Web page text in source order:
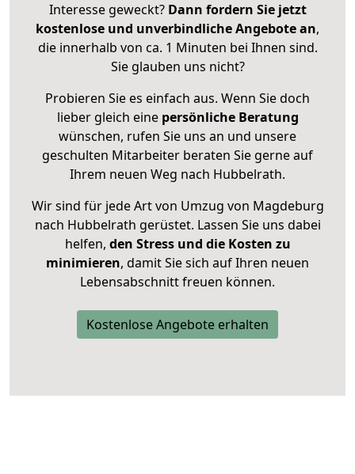
Interesse geweckt? Dann fordern Sie jetzt
kostenlose und unverbindliche Angebote an,
die innerhalb von ca. 1 Minuten bei Ihnen sind.
Sie glauben uns nicht?
Probieren Sie es einfach aus. Wenn Sie doch
lieber gleich eine persönliche Beratung
wünschen, rufen Sie uns an und unsere
geschulten Mitarbeiter beraten Sie gerne auf
Ihrem neuen Weg nach Hubbelrath.
Wir sind für jede Art von Umzug von Magdeburg
nach Hubbelrath gerüstet. Lassen Sie uns dabei
helfen, den Stress und die Kosten zu
minimieren, damit Sie sich auf Ihren neuen
Lebensabschnitt freuen können.
Kostenlose Angebote erhalten